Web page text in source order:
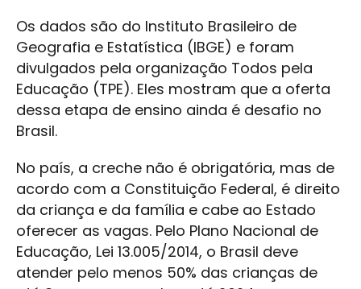
Os dados são do Instituto Brasileiro de
Geografia e Estatística (IBGE) e foram
divulgados pela organização Todos pela
Educação (TPE). Eles mostram que a oferta
dessa etapa de ensino ainda é desafio no
Brasil.
No país, a creche não é obrigatória, mas de
acordo com a Constituição Federal, é direito
da criança e da família e cabe ao Estado
oferecer as vagas. Pelo Plano Nacional de
Educação, Lei 13.005/2014, o Brasil deve
atender pelo menos 50% das crianças de